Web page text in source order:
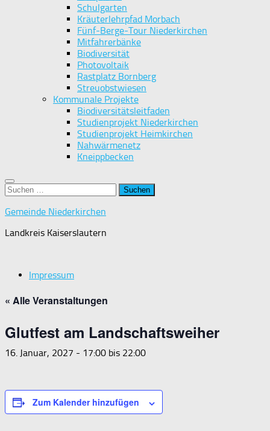
Schulgarten
Kräuterlehrpfad Morbach
Fünf-Berge-Tour Niederkirchen
Mitfahrerbänke
Biodiversität
Photovoltaik
Rastplatz Bornberg
Streuobstwiesen
Kommunale Projekte
Biodiversitätsleitfaden
Studienprojekt Niederkirchen
Studienprojekt Heimkirchen
Nahwärmenetz
Kneippbecken
Suchen
nach:
Gemeinde Niederkirchen
Landkreis Kaiserslautern
Impressum
« Alle Veranstaltungen
Glutfest am Landschaftsweiher
16. Januar, 2027 - 17:00 bis 22:00
Zum Kalender hinzufügen